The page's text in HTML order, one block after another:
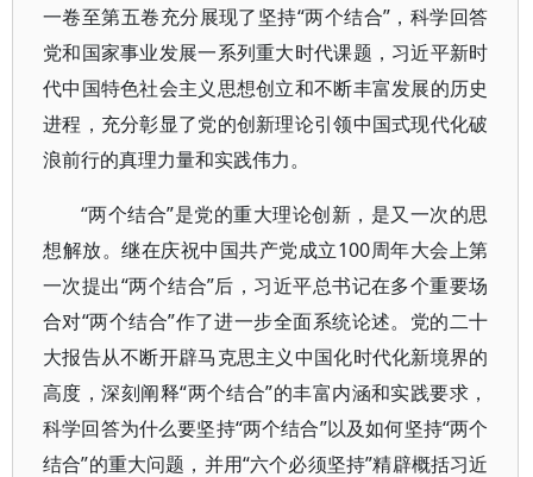
一卷至第五卷充分展现了坚持“两个结合”，科学回答
党和国家事业发展一系列重大时代课题，习近平新时
代中国特色社会主义思想创立和不断丰富发展的历史
进程，充分彰显了党的创新理论引领中国式现代化破
浪前行的真理力量和实践伟力。
“两个结合”是党的重大理论创新，是又一次的思
想解放。继在庆祝中国共产党成立100周年大会上第
一次提出“两个结合”后，习近平总书记在多个重要场
合对“两个结合”作了进一步全面系统论述。党的二十
大报告从不断开辟马克思主义中国化时代化新境界的
高度，深刻阐释“两个结合”的丰富内涵和实践要求，
科学回答为什么要坚持“两个结合”以及如何坚持“两个
结合”的重大问题，并用“六个必须坚持”精辟概括习近